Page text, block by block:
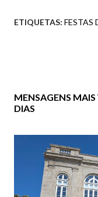
ETIQUETAS: FESTAS
MENSAGENS
DIAS